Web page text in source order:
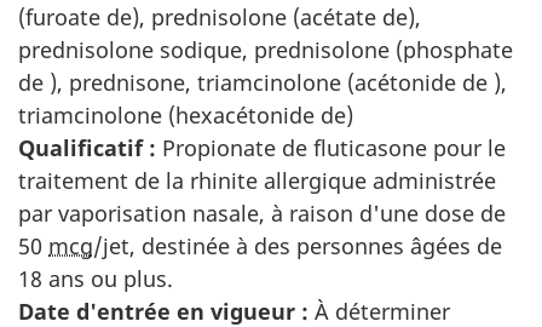
(furoate de), prednisolone (acétate de),
prednisolone sodique, prednisolone (phosphate
de ), prednisone, triamcinolone (acétonide de ),
triamcinolone (hexacétonide de)
Qualificatif : Propionate de fluticasone pour le
traitement de la rhinite allergique administrée
par vaporisation nasale, à raison d'une dose de
50 mcg/jet, destinée à des personnes âgées de
18 ans ou plus.
Date d'entrée en vigueur : À déterminer